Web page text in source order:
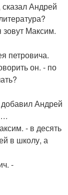
Андрей
зовут Максим.
петровича.
он. - по
Андрей
- в десять
в школу, а
-